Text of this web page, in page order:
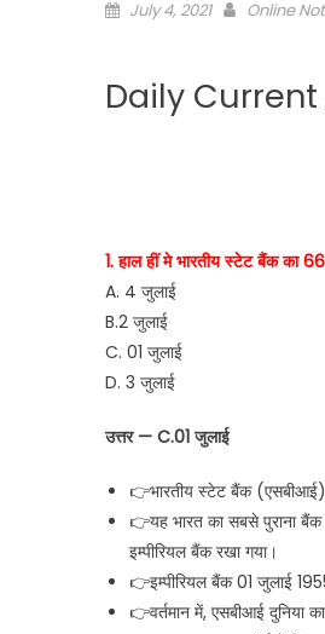
July 4, 2021 Online
Daily
1. हाल हीं मे भारतीय स्टेट बैंक का
A. 4 जुलाई
B.2 जुलाई
C. 01 जुलाई
D. 3 जुलाई
उत्तर — C.01 जुलाई
👉भारतीय स्टेट बैंक (एसबीआई)
👉यह भारत का सबसे पुराना
इम्पीरियल बैंक रखा गया।
👉इम्पीरियल बैंक 01 जुलाई
👉वर्तमान में, एसबीआई दुनिया